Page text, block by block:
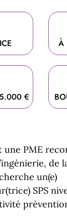
À
€
PME
de
un(e)
SPS